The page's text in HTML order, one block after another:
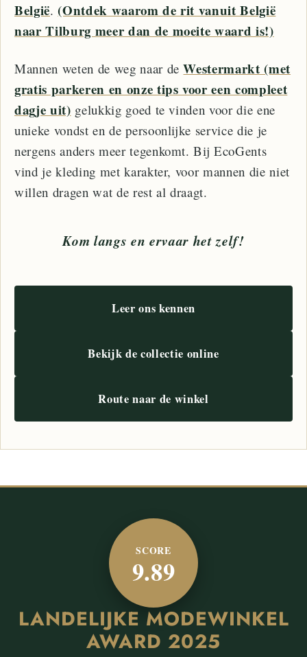
België. (Ontdek waarom de rit vanuit België
naar Tilburg meer dan de moeite waard is!)
Mannen weten de weg naar deWestermarkt (met
gratis parkeren en onze tips voor een compleet
dagje uit) gelukkig goed te vinden voor die ene
unieke vondst en de persoonlijke service die je
nergens anders meer tegenkomt. Bij EcoGents
vind je kleding met karakter, voor mannen die niet
willen dragen wat de rest al draagt.
Kom langs en ervaar het zelf!
Leer ons kennen
Bekijk de collectie online
Route naar de winkel
SCORE
9.89
LANDELIJKE MODEWINKEL
AWARD 2025